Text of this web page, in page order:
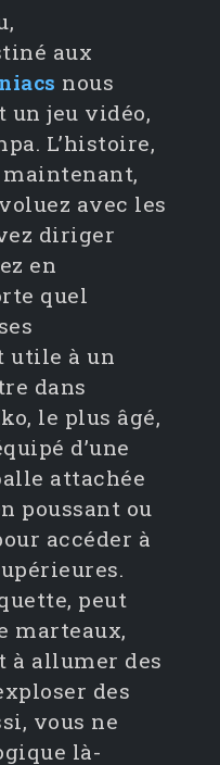
aux
nous
un jeu vidéo,
L’histoire,
maintenant,
avec les
diriger
en
quel
utile à un
dans
le plus âgé,
d’une
attachée
poussant ou
accéder à
peut
marteaux,
à allumer des
des
vous ne
là-